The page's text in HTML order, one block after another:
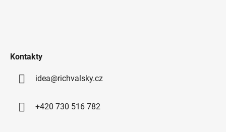
Kontakty
idea@richvalsky.cz
+420 730 516 782